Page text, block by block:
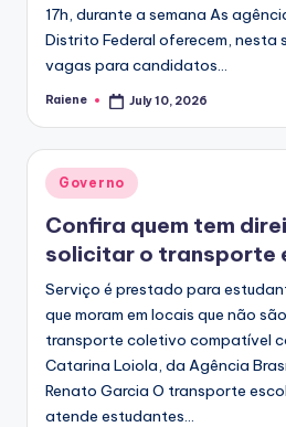
17h, durante a semana As
Distrito Federal oferecem,
vagas para candidatos...
Posted
Raiene July 10, 2026
Posted
in
Governo
Confira quem tem
solicitar o transporte
Serviço é prestado para
que moram em locais que não
transporte coletivo compatível
Catarina Loiola, da Agência
Renato Garcia O transporte
atende estudantes...